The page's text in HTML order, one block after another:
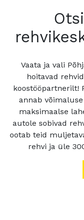
Vaata ja vali
hoitavad
koostööpartnerilt!
annab
maksimaalse
autole sobivad
ootab teid
rehvi ja üle